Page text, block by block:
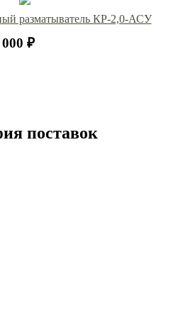
разматыватель КР-2,0-АСУ
₽
поставок